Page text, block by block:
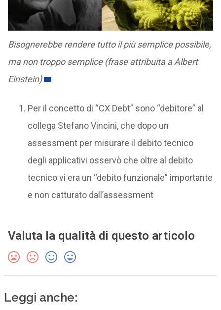
Bisognerebbe rendere tutto il più semplice possibile,
ma non troppo semplice (frase attribuita a Albert
Einstein)
Per il concetto di “CX Debt” sono “debitore” al
collega Stefano Vincini, che dopo un
assessment per misurare il debito tecnico
degli applicativi osservò che oltre al debito
tecnico vi era un “debito funzionale” importante
e non catturato dall’assessment
Valuta la qualità di questo articolo
Leggi anche: